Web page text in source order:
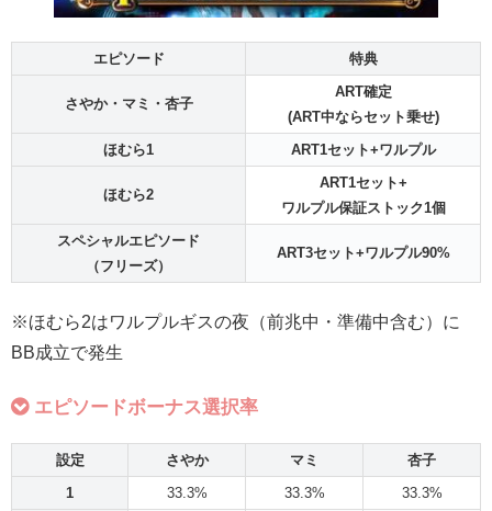
エピソード 特典
さやか・マミ・杏子
ART確定
(ART中ならセット乗せ)
ほむら1
ART1セット+ワルプル
ほむら2
ART1セット+
ワルプル保証ストック1個
スペシャルエピソード
（フリーズ）
ART3セット+ワルプル90%
※ほむら2はワルプルギスの夜（前兆中・準備中含む）に
BB成立で発生
エピソードボーナス選択率
設定 さやか マミ
杏子
1
33.3% 33.3%
33.3%